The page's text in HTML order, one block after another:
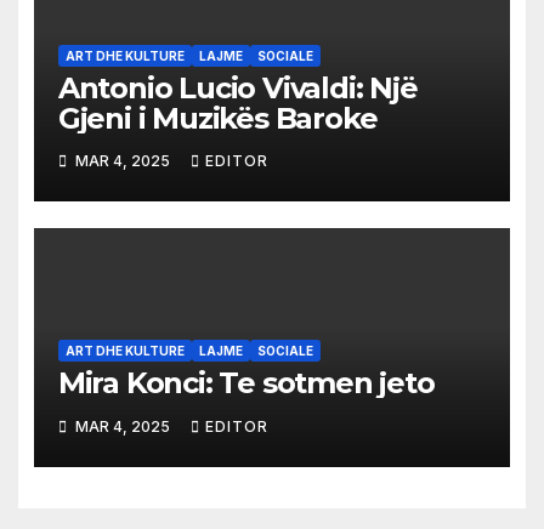
ART DHE KULTURE LAJME SOCIALE
Antonio Lucio Vivaldi: Një
Gjeni i Muzikës Baroke
MAR 4, 2025 EDITOR
ART DHE KULTURE LAJME SOCIALE
Mira Konci: Te sotmen jeto
MAR 4, 2025 EDITOR